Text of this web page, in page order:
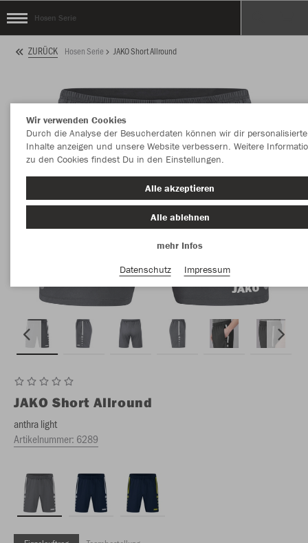
Hosen Serie
ZURÜCK Hosen Serie JAKO Short Allround
JAKO Short Allround
anthra light
Artikelnummer: 6289
Wir verwenden Cookies
Durch die Analyse der Besucherdaten können wir dir personalisierte
Inhalte anzeigen und unsere Website verbessern. Weitere
zu den Cookies findest Du in den Einstellungen.
Alle akzeptieren
Alle ablehnen
mehr Infos
Datenschutz
Impressum